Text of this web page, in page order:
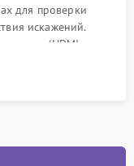
для проверки
искажений.
портов (HDMI,
под нагрузкой в